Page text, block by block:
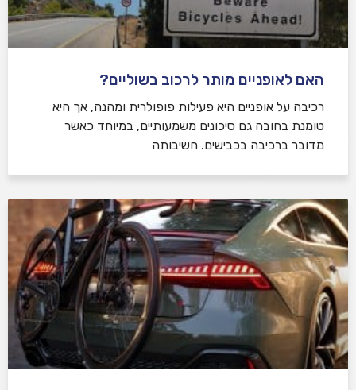
האם לאופניים מותר לרכוב בשוליים?
רכיבה על אופניים היא פעילות פופולרית ומהנה, אך היא
טומנת בחובה גם סיכונים משמעותיים, במיוחד כאשר
מדובר ברכיבה בכבישים. חשיבותה